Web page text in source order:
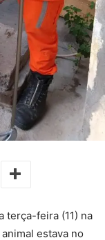
terça-feira (11) na
estava no